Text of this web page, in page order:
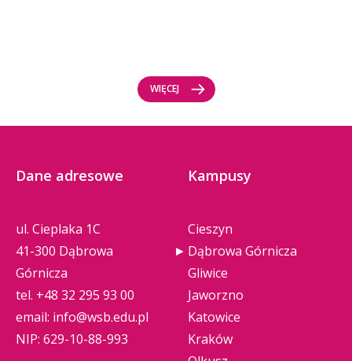
WIĘCEJ
Dane adresowe
ul. Cieplaka 1C
41-300 Dąbrowa
Górnicza
tel. +48 32 295 93 00
email: info@wsb.edu.pl
NIP: 629-10-88-993
Kampusy
Cieszyn
Dąbrowa Górnicza
Gliwice
Jaworzno
Katowice
Kraków